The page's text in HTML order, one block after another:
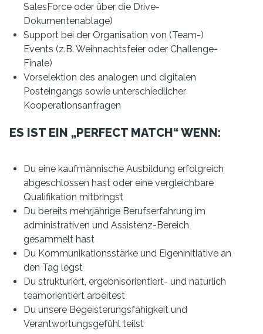
SalesForce oder über die Drive-
Dokumentenablage)
Support bei der Organisation von (Team-)
Events (z.B. Weihnachtsfeier oder Challenge-
Finale)
Vorselektion des analogen und digitalen
Posteingangs sowie unterschiedlicher
Kooperationsanfragen
ES IST EIN „PERFECT MATCH“ WENN:
Du eine kaufmännische Ausbildung erfolgreich
abgeschlossen hast oder eine vergleichbare
Qualifikation mitbringst
Du bereits mehrjährige Berufserfahrung im
administrativen und Assistenz-Bereich
gesammelt hast
Du Kommunikationsstärke und Eigeninitiative an
den Tag legst
Du strukturiert, ergebnisorientiert- und natürlich
teamorientiert arbeitest
Du unsere Begeisterungsfähigkeit und
Verantwortungsgefühl teilst